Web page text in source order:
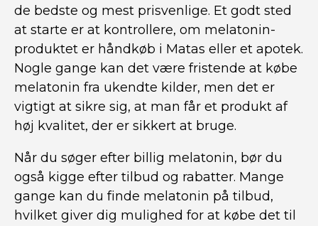
de bedste og mest prisvenlige. Et godt sted
at starte er at kontrollere, om melatonin-
produktet er håndkøb i Matas eller et apotek.
Nogle gange kan det være fristende at købe
melatonin fra ukendte kilder, men det er
vigtigt at sikre sig, at man får et produkt af
høj kvalitet, der er sikkert at bruge.
Når du søger efter billig melatonin, bør du
også kigge efter tilbud og rabatter. Mange
gange kan du finde melatonin på tilbud,
hvilket giver dig mulighed for at købe det til